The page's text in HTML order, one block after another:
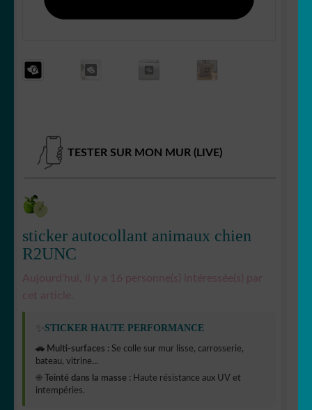
TESTER SUR MON MUR (LIVE)
sticker autocollant animaux chien
R2UNC
Aujourd'hui, il y a 16 personne(s) intéressée(s) par
cet article.
STICKER HAUTE PERFORMANCE
🚗 Multi-surfaces : Se colle sur mur lisse, carrosserie,
bateau, vitrine...
☀️ Teinté dans la masse : Haute résistance aux UV et
intempéries.